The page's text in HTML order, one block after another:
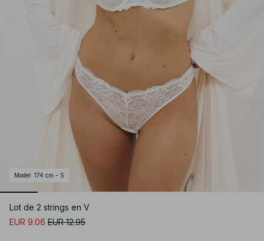
Model : 174 cm - S
Lot de 2 strings en V
EUR 9.06 EUR 12.95